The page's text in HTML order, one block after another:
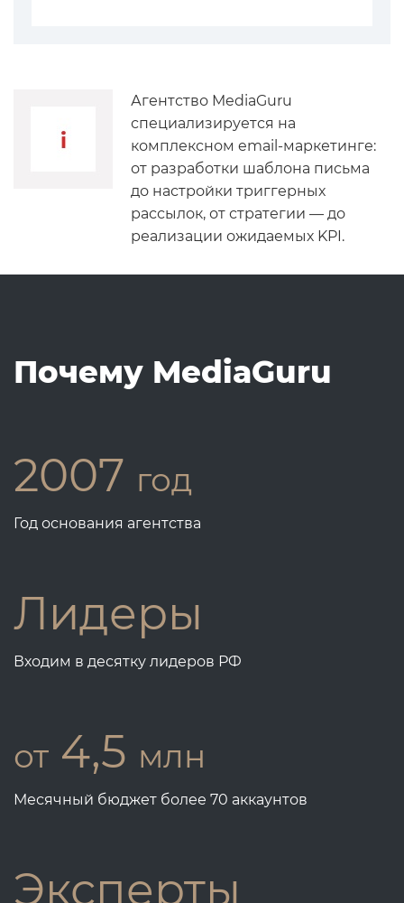
Агентство MediaGuru
специализируется на
комплексном email-маркетинге:
от разработки шаблона письма
до настройки триггерных
рассылок, от стратегии — до
реализации ожидаемых KPI.
Почему MediaGuru
2007 год
Год основания агентства
Лидеры
Входим в десятку лидеров РФ
от 4,5 млн
Месячный бюджет более 70 аккаунтов
Эксперты